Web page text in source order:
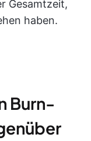
Gesamtzeit,
haben.
Burn-